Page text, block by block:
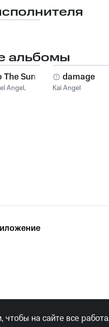
альбомы
The Sun
Angel,
damage
Kai Angel
средств, психотропных
чтобы на сайте все